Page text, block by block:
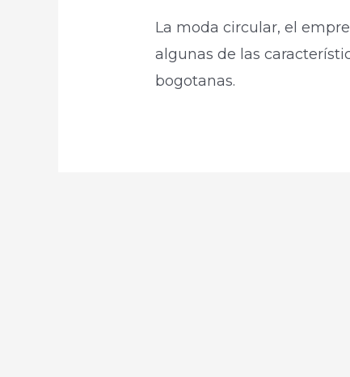
La moda circular, el
algunas de las
bogotanas.